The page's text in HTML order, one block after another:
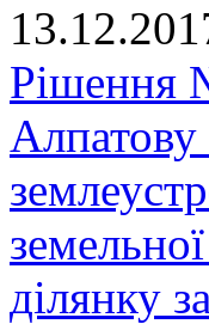
Рішення
Алпатову
ділянку